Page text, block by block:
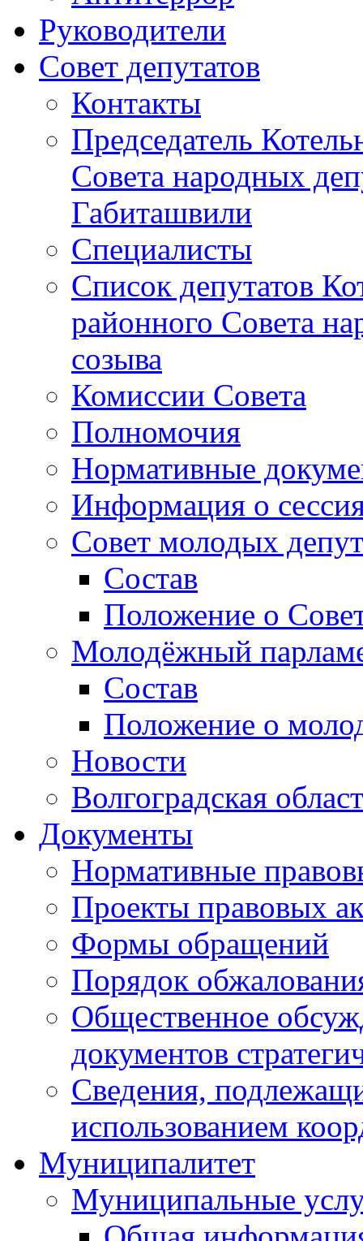
Руководители
Совет депутатов
Контакты
Председатель
Совета народных
Габиташвили
Специалисты
Список депутатов
районного Совета
созыва
Комиссии Совета
Полномочия
Нормативные
Информация о
Совет молодых
Состав
Положение о
Молодёжный
Состав
Положение о
Новости
Волгоградская
Документы
Нормативные
Проекты правовых
Формы обращений
Порядок
Общественное
документов
Сведения,
использованием
Муниципалитет
Муниципальные